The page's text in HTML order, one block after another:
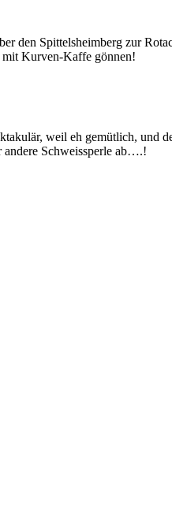
den Spittelsheimberg zur
mit Kurven-Kaffe gönnen!
weil eh gemütlich, und
andere Schweissperle ab….!